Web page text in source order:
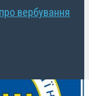
вербування